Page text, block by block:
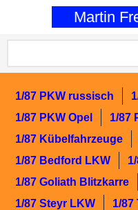
Martin
1/87 PKW russisch
1/87 PKW Opel
1/87
1/87 Kübelfahrzeuge
1/87 Bedford LKW
1/87 Goliath Blitzkarre
1/87 Steyr LKW
1/87